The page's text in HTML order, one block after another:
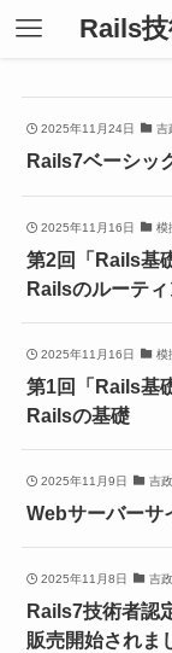
Rails
2025年11月24日 吉
Rails7ベーシッ
2025年11月16日 模
第2回「Rails基
Railsのルーテ
2025年11月16日 模
第1回「Rails基
Railsの基礎
2025年11月9日 吉
Webサーバーサ
2025年11月8日 吉
Rails7技術者認
販売開始されま